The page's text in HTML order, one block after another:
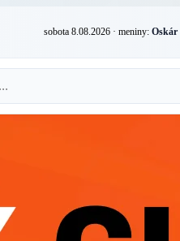
sobota 8.08.2026 · meniny: Oskár